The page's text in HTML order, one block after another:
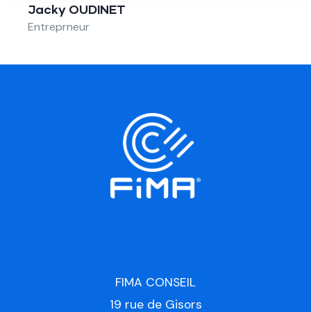
Jacky OUDINET
Entreprneur
FIMA CONSEIL
19 rue de Gisors